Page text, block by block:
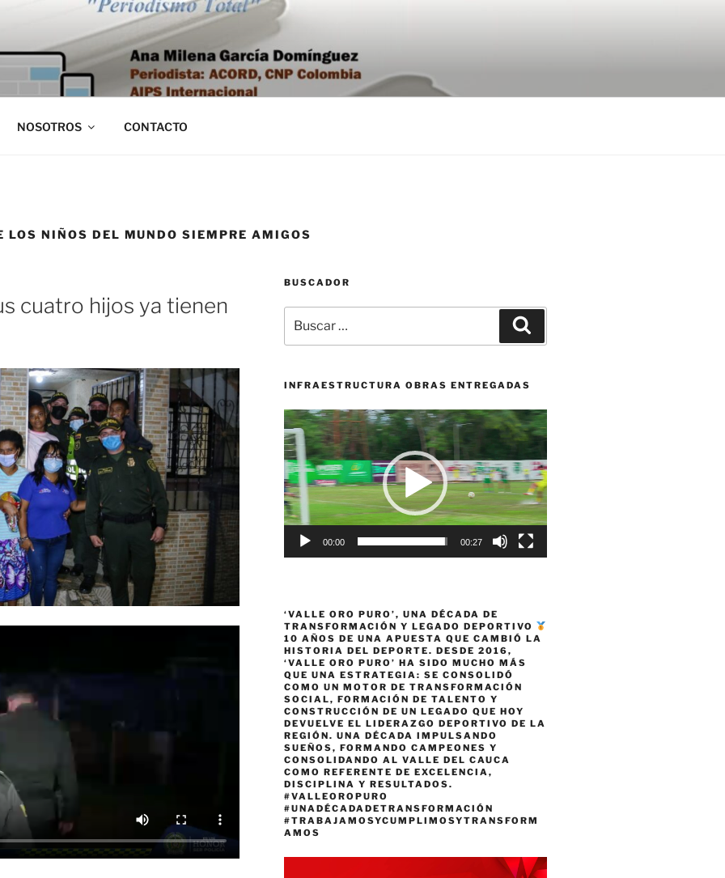
NOSOTROS CONTACTO
LOS NIÑOS DEL MUNDO SIEMPRE AMIGOS
cuatro hijos ya tienen
BUSCADOR
por:
INFRAESTRUCTURA OBRAS ENTREGADAS
Reproductor
de
vídeo
00:00 00:27
‘VALLE ORO PURO’, UNA DÉCADA DE
TRANSFORMACIÓN Y LEGADO DEPORTIVO
10 AÑOS DE UNA APUESTA QUE CAMBIÓ LA
HISTORIA DEL DEPORTE. DESDE 2016,
‘VALLE ORO PURO’ HA SIDO MUCHO MÁS
QUE UNA ESTRATEGIA: SE CONSOLIDÓ
COMO UN MOTOR DE TRANSFORMACIÓN
SOCIAL, FORMACIÓN DE TALENTO Y
CONSTRUCCIÓN DE UN LEGADO QUE HOY
DEVUELVE EL LIDERAZGO DEPORTIVO DE LA
REGIÓN. UNA DÉCADA IMPULSANDO
SUEÑOS, FORMANDO CAMPEONES Y
CONSOLIDANDO AL VALLE DEL CAUCA
COMO REFERENTE DE EXCELENCIA,
DISCIPLINA Y RESULTADOS.
#VALLEOROPURO
#UNADÉCADADETRANSFORMACIÓN
#TRABAJAMOSYCUMPLIMOSYTRANSFORM
AMOS